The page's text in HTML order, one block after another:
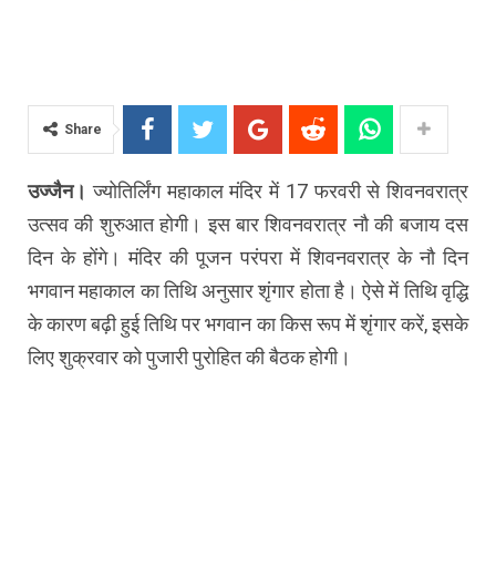
Share
उज्जैन। ज्योतिर्लिंग महाकाल मंदिर में 17 फरवरी से शिवनवरात्र
उत्सव की शुरुआत होगी। इस बार शिवनवरात्र नौ की बजाय दस
दिन के होंगे। मंदिर की पूजन परंपरा में शिवनवरात्र के नौ दिन
भगवान महाकाल का तिथि अनुसार शृंगार होता है। ऐसे में तिथि वृद्धि
के कारण बढ़ी हुई तिथि पर भगवान का किस रूप में शृंगार करें, इसके
लिए शुक्रवार को पुजारी पुरोहित की बैठक होगी।